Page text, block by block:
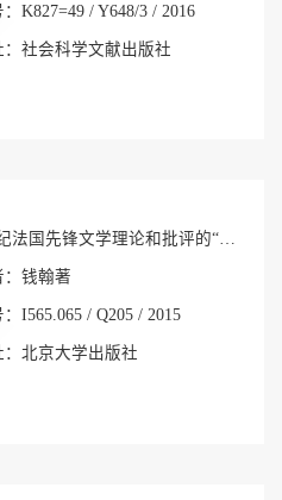
K827=49 / Y648/3 / 2016
：社会科学文献出版社
二十世纪法国先锋文学理论和批评的“文本”概念研究
钱翰著
I565.065 / Q205 / 2015
：北京大学出版社